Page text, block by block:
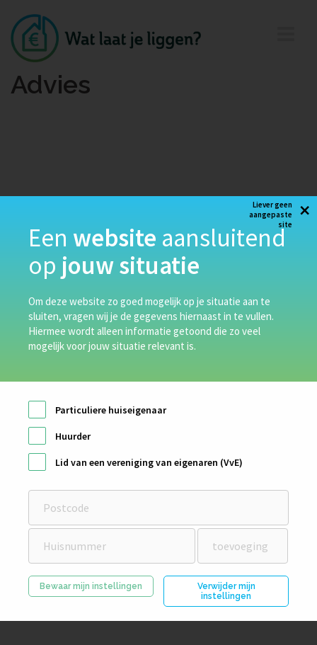
Advies
Een website aansluitend
op jouw situatie
Om deze website zo goed mogelijk op je situatie aan te
sluiten, vragen wij je de gegevens hiernaast in te vullen.
Hiermee wordt alleen informatie getoond die zo veel
mogelijk voor jouw situatie relevant is.
Liever geen
aangepaste
site
×
Particuliere huiseigenaar
Huurder
Lid van een vereniging van eigenaren (VvE)
Bewaar mijn instellingen
Verwijder mijn
instellingen